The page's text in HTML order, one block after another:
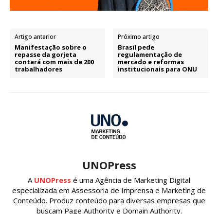
Artigo anterior
Manifestação sobre o
repasse da gorjeta
contará com mais de 200
trabalhadores
Próximo artigo
Brasil pede
regulamentação de
mercado e reformas
institucionais para ONU
UNOPress
A UNOPress é uma Agência de Marketing Digital
especializada em Assessoria de Imprensa e Marketing de
Conteúdo. Produz conteúdo para diversas empresas que
buscam Page Authority e Domain Authority.